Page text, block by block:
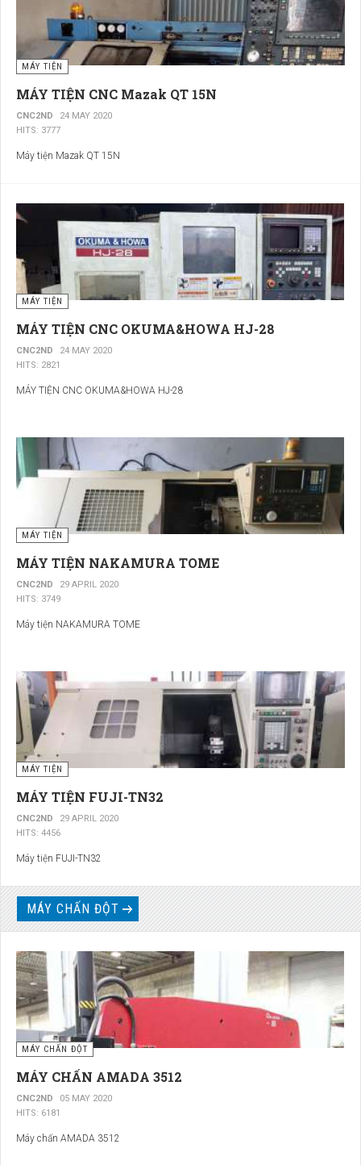
MÁY TIỆN
MÁY TIỆN CNC Mazak QT 15N
CNC2ND
24 MAY 2020
HITS: 3777
Máy tiện Mazak QT 15N
MÁY TIỆN
MÁY TIỆN CNC OKUMA&HOWA HJ-28
CNC2ND
24 MAY 2020
HITS: 2821
MÁY TIỆN CNC OKUMA&HOWA HJ-28
MÁY TIỆN
MÁY TIỆN NAKAMURA TOME
CNC2ND
29 APRIL 2020
HITS: 3749
Máy tiện NAKAMURA TOME
MÁY TIỆN
MÁY TIỆN FUJI-TN32
CNC2ND
29 APRIL 2020
HITS: 4456
Máy tiện FUJI-TN32
MÁY CHẤN ĐỘT
MÁY CHẤN ĐỘT
MÁY CHẤN AMADA 3512
CNC2ND
05 MAY 2020
HITS: 6181
Máy chấn AMADA 3512